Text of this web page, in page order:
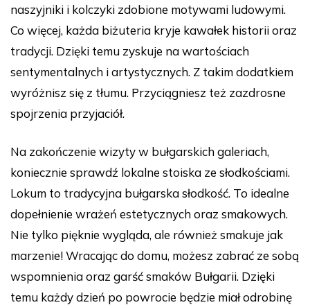
naszyjniki i kolczyki zdobione motywami ludowymi.
Co więcej, każda biżuteria kryje kawałek historii oraz
tradycji. Dzięki temu zyskuje na wartościach
sentymentalnych i artystycznych. Z takim dodatkiem
wyróżnisz się z tłumu. Przyciągniesz też zazdrosne
spojrzenia przyjaciół.
Na zakończenie wizyty w bułgarskich galeriach,
koniecznie sprawdź lokalne stoiska ze słodkościami.
Lokum to tradycyjna bułgarska słodkość. To idealne
dopełnienie wrażeń estetycznych oraz smakowych.
Nie tylko pięknie wygląda, ale również smakuje jak
marzenie! Wracając do domu, możesz zabrać ze sobą
wspomnienia oraz garść smaków Bułgarii. Dzięki
temu każdy dzień po powrocie będzie miał odrobinę